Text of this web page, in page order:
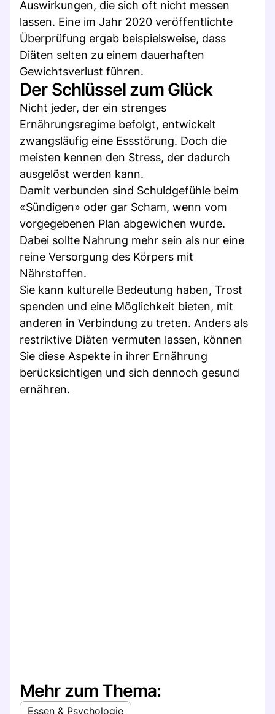
Auswirkungen, die sich oft nicht messen
lassen. Eine im Jahr 2020 veröffentlichte
Überprüfung ergab beispielsweise, dass
Diäten selten zu einem dauerhaften
Gewichtsverlust führen.
Der Schlüssel zum Glück
Nicht jeder, der ein strenges
Ernährungsregime befolgt, entwickelt
zwangsläufig eine Essstörung. Doch die
meisten kennen den Stress, der dadurch
ausgelöst werden kann.
Damit verbunden sind Schuldgefühle beim
«Sündigen» oder gar Scham, wenn vom
vorgegebenen Plan abgewichen wurde.
Dabei sollte Nahrung mehr sein als nur eine
reine Versorgung des Körpers mit
Nährstoffen.
Sie kann kulturelle Bedeutung haben, Trost
spenden und eine Möglichkeit bieten, mit
anderen in Verbindung zu treten. Anders als
restriktive Diäten vermuten lassen, können
Sie diese Aspekte in ihrer Ernährung
berücksichtigen und sich dennoch gesund
ernähren.
Mehr zum Thema:
Essen & Psychologie